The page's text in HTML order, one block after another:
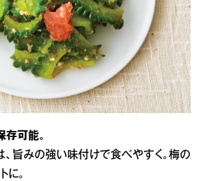
可能。
旨みの強い味付けで食べやすく。梅の
に。